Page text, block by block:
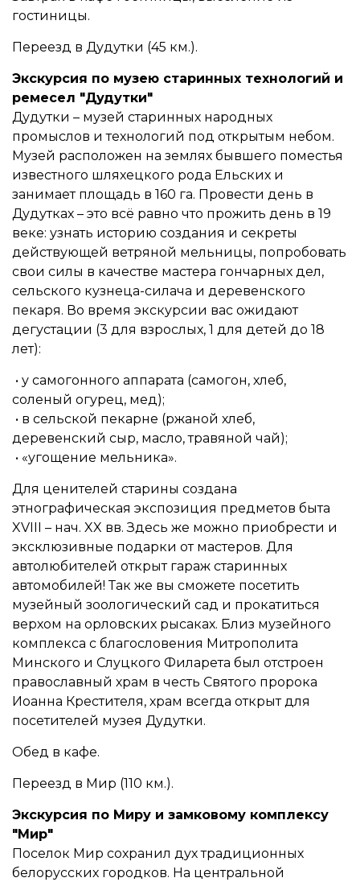
гостиницы.
Переезд в Дудутки (45 км.).
Экскурсия по музею старинных технологий и
ремесел "Дудутки"
Дудутки – музей старинных народных
промыслов и технологий под открытым небом.
Музей расположен на землях бывшего поместья
известного шляхецкого рода Ельских и
занимает площадь в 160 га. Провести день в
Дудутках – это всё равно что прожить день в 19
веке: узнать историю создания и секреты
действующей ветряной мельницы, попробовать
свои силы в качестве мастера гончарных дел,
сельского кузнеца-силача и деревенского
пекаря. Во время экскурсии вас ожидают
дегустации (3 для взрослых, 1 для детей до 18
лет):
• у самогонного аппарата (самогон, хлеб,
соленый огурец, мед);
• в сельской пекарне (ржаной хлеб,
деревенский сыр, масло, травяной чай);
• «угощение мельника».
Для ценителей старины создана
этнографическая экспозиция предметов быта
XVIII – нач. XX вв. Здесь же можно приобрести и
эксклюзивные подарки от мастеров. Для
автолюбителей открыт гараж старинных
автомобилей! Так же вы сможете посетить
музейный зоологический сад и прокатиться
верхом на орловских рысаках. Близ музейного
комплекса с благословения Митрополита
Минского и Слуцкого Филарета был отстроен
православный храм в честь Святого пророка
Иоанна Крестителя, храм всегда открыт для
посетителей музея Дудутки.
Обед в кафе.
Переезд в Мир (110 км.).
Экскурсия по Миру и замковому комплексу
"Мир"
Поселок Мир сохранил дух традиционных
белорусских городков. На центральной